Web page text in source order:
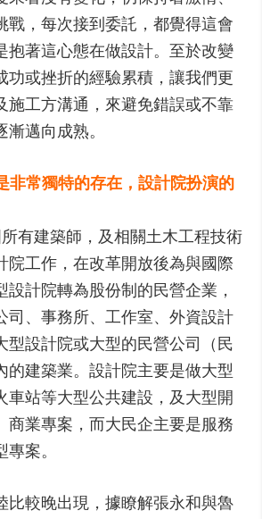
戰，每次接到委託，都覺得這會
抱著這心態在做設計。至於改變
功或挫折的經驗累積，讓我們更
施工方溝通，來避免錯誤或不靠
邁向成熟。
非常獨特的存在，設計院扮演的
有建築師，及相關土木工程技術
院工作，在改革開放後為與國際
設計院轉為股份制的民營企業，
司、事務所、工作室、外資設計
型設計院或大型的民營公司（民
的建築業。設計院主要是做大型
車站等大型公共建設，及大型開
商業專案，而大民企主要是服務
案。
比較晚出現，據瞭解張永和與魯